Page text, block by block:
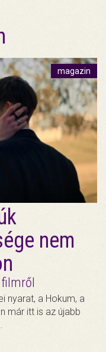
magazin
nem
nyarat, a Hokum, a
már itt is az újabb